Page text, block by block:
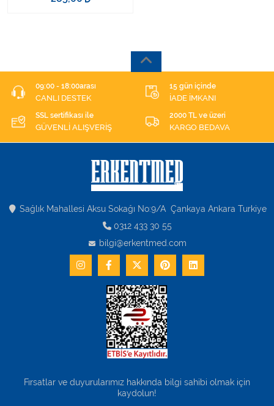
Tüm Kategorileri Gör
09:00 - 18:00arası
CANLI DESTEK
15 gün içinde
İADE İMKANI
SSL sertifikası ile
GÜVENLİ ALIŞVERİŞ
2000 TL ve üzeri
KARGO BEDAVA
Sağlık Mahallesi Aksu Sokağı No:9/A Çankaya Ankara Turkiye
0312 433 30 55
bilgi@erkentmed.com
Fırsatlar ve duyurularımız hakkında bilgi sahibi olmak için
kaydolun!